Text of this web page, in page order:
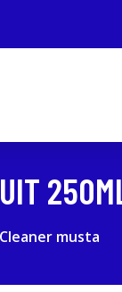
musta